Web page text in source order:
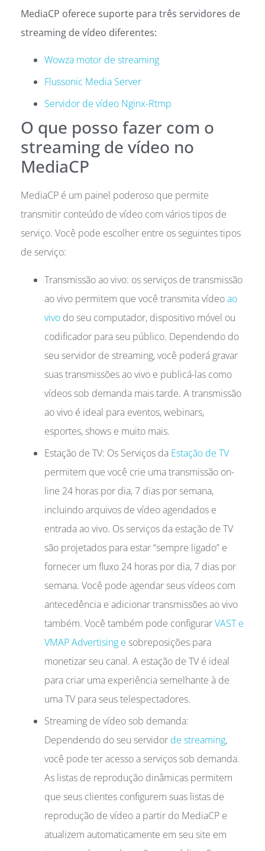
MediaCP oferece suporte para três servidores de
streaming de vídeo diferentes:
Wowza motor de streaming
Flussonic Media Server
Servidor de vídeo Nginx-Rtmp
O que posso fazer com o
streaming de vídeo no
MediaCP
MediaCP é um painel poderoso que permite
transmitir conteúdo de vídeo com vários tipos de
serviço. Você pode escolher entre os seguintes tipos
de serviço:
Transmissão ao vivo: os serviços de transmissão
ao vivo permitem que você transmita vídeoao
vivo do seu computador, dispositivo móvel ou
codificador para seu público. Dependendo do
seu servidor de streaming, você poderá gravar
suas transmissões ao vivo e publicá-las como
vídeos sob demanda mais tarde. A transmissão
ao vivo é ideal para eventos, webinars,
esportes, shows e muito mais.
Estação de TV: Os Serviços da Estação de TV
permitem que você crie uma transmissão on-
line 24 horas por dia, 7 dias por semana,
incluindo arquivos de vídeo agendados e
entrada ao vivo. Os serviços da estação de TV
são projetados para estar “sempre ligado” e
fornecer um fluxo 24 horas por dia, 7 dias por
semana. Você pode agendar seus vídeos com
antecedência e adicionar transmissões ao vivo
também. Você também pode configurarVAST e
VMAP Advertising e sobreposições para
monetizar seu canal. A estação de TV é ideal
para criar uma experiência semelhante à de
uma TV para seus telespectadores.
Streaming de vídeo sob demanda:
Dependendo do seu servidor de streaming,
você pode ter acesso a serviços sob demanda.
As listas de reprodução dinâmicas permitem
que seus clientes configurem suas listas de
reprodução de vídeo a partir do MediaCP e
atualizem automaticamente em seu site em